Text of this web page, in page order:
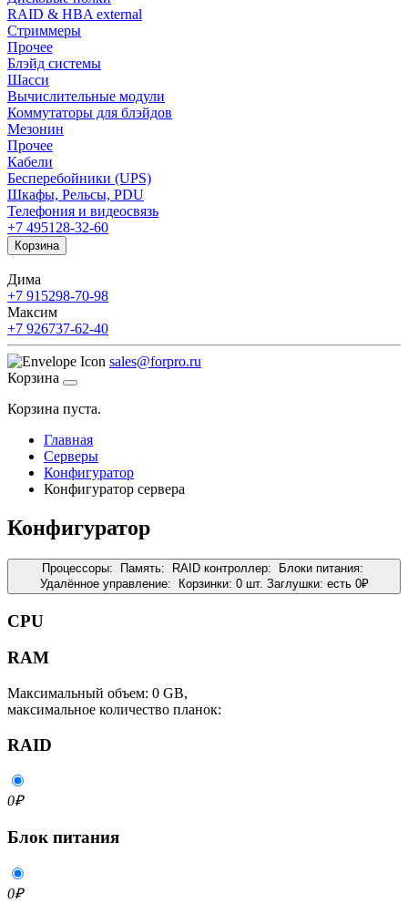
RAID & HBA external
Стриммеры
Прочее
Блэйд системы
Шасси
Вычислительные модули
Коммутаторы для блэйдов
Мезонин
Прочее
Кабели
Бесперебойники (UPS)
Шкафы, Рельсы, PDU
Телефония и видеосвязь
+7 495128-32-60
Корзина
Дима
+7 915298-70-98
Максим
+7 926737-62-40
sales@forpro.ru
Корзина
Корзина пуста.
Главная
Серверы
Конфигуратор
Конфигуратор сервера
Конфигуратор
Процессоры: Память: RAID контроллер:
Блоки питания:
Удалённое управление:
Корзинки: 0 шт. Заглушки: есть 0₽
CPU
RAM
Максимальный объем: 0 GB,
максимальное количество планок:
RAID
0₽
Блок питания
0₽